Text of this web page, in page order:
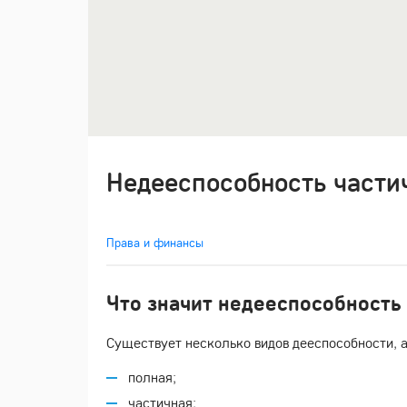
Недееспособность
Права и финансы
Что значит недееспособность
Существует несколько видов дееспособности,
полная;
частичная;